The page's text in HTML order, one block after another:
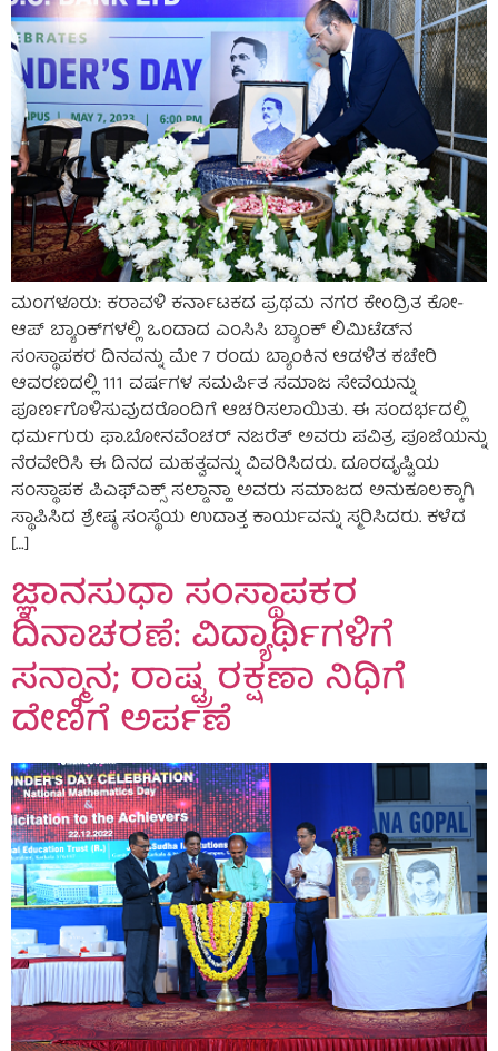
ಮಂಗಳೂರು: ಕರಾವಳಿ ಕರ್ನಾಟಕದ ಪ್ರಥಮ ನಗರ ಕೇಂದ್ರಿತ ಕೋ-
ಆಪ್ ಬ್ಯಾಂಕ್‌ಗಳಲ್ಲಿ ಒಂದಾದ ಎಂಸಿಸಿ ಬ್ಯಾಂಕ್ ಲಿಮಿಟೆಡ್‌ನ
ಸಂಸ್ಥಾಪಕರ ದಿನವನ್ನು ಮೇ 7 ರಂದು ಬ್ಯಾಂಕಿನ ಆಡಳಿತ ಕಚೇರಿ
ಆವರಣದಲ್ಲಿ 111 ವರ್ಷಗಳ ಸಮರ್ಪಿತ ಸಮಾಜ ಸೇವೆಯನ್ನು
ಪೂರ್ಣಗೊಳಿಸುವುದರೊಂದಿಗೆ ಆಚರಿಸಲಾಯಿತು. ಈ ಸಂದರ್ಭದಲ್ಲಿ
ಧರ್ಮಗುರು ಫಾ.ಬೋನವೆಂಚರ್ ನಜರೆತ್ ಅವರು ಪವಿತ್ರ ಪೂಜೆಯನ್ನು
ನೆರವೇರಿಸಿ ಈ ದಿನದ ಮಹತ್ವವನ್ನು ವಿವರಿಸಿದರು. ದೂರದೃಷ್ಟಿಯ
ಸಂಸ್ಥಾಪಕ ಪಿಎಫ್‌ಎಕ್ಸ್ ಸಲ್ಡಾನ್ಹಾ ಅವರು ಸಮಾಜದ ಅನುಕೂಲಕ್ಕಾಗಿ
ಸ್ಥಾಪಿಸಿದ ಶ್ರೇಷ್ಠ ಸಂಸ್ಥೆಯ ಉದಾತ್ತ ಕಾರ್ಯವನ್ನು ಸ್ಮರಿಸಿದರು. ಕಳೆದ
[…]
ಜ್ಞಾನಸುಧಾ ಸಂಸ್ಥಾಪಕರ
ದಿನಾಚರಣೆ: ವಿದ್ಯಾರ್ಥಿಗಳಿಗೆ
ಸನ್ಮಾನ; ರಾಷ್ಟ್ರ ರಕ್ಷಣಾ ನಿಧಿಗೆ
ದೇಣಿಗೆ ಅರ್ಪಣೆ